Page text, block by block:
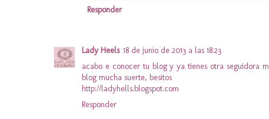
Responder
Lady Heels 18 de junio de 2013 a las 18:23
acabo e conocer tu blog y ya tienes otra seguidora
blog mucha suerte, besitos
http://ladyhells.blogspot.com
Responder